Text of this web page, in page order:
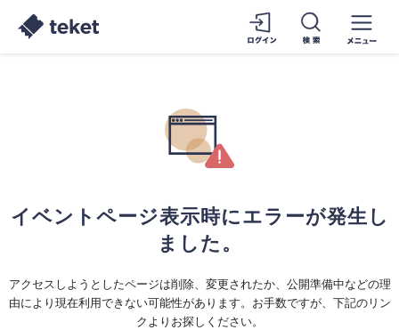
イベントページ表示時にエラーが発生し
ました。
アクセスしようとしたページは削除、変更されたか、公開準備中などの理
由により現在利用できない可能性があります。お手数ですが、下記のリン
クよりお探しください。